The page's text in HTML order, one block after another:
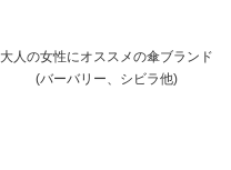
大人の女性にオススメの傘ブランド
(バーバリー、シビラ他)